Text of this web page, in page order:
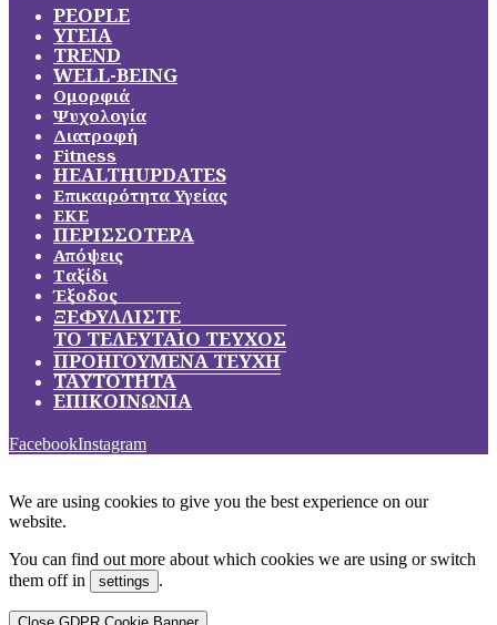
PEOPLE
ΥΓΕΙΑ
TREND
WELL-BEING
Ομορφιά
Ψυχολογία
Διατροφή
Fitness
HEALTHUPDATES
Επικαιρότητα Υγείας
ΕΚΕ
ΠΕΡΙΣΣΟΤΕΡΑ
Απόψεις
Ταξίδι
Έξοδος
ΞΕΦΥΛΛΙΣΤΕ
ΤΟ ΤΕΛΕΥΤΑΙΟ ΤΕΥΧΟΣ
ΠΡΟΗΓΟΥΜΕΝΑ ΤΕΥΧΗ
ΤΑΥΤΟΤΗΤΑ
ΕΠΙΚΟΙΝΩΝΙΑ
FacebookInstagram
We are using cookies to give you the best experience on our
website.
You can find out more about which cookies we are using or switch
them off in
settings .
Close GDPR Cookie Banner